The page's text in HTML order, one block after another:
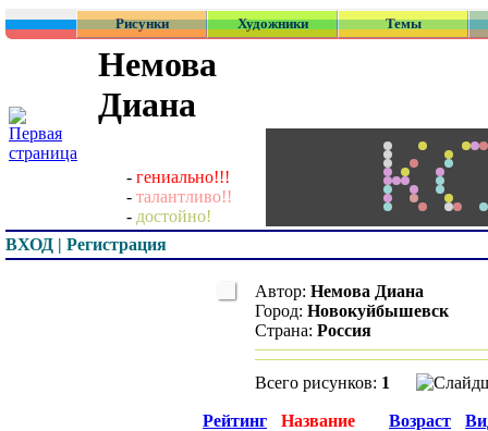
Рисунки Художники Темы
Немова
Диана
- гениально!!!
- талантливо!!
- достойно!
ВХОД | Регистрация
Автор: Немова Диана
Город: Новокуйбышевск
Страна: Россия
Всего рисунков: 1
Рейтинг Название Возраст